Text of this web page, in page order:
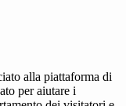
alla piattaforma di
per aiutare i